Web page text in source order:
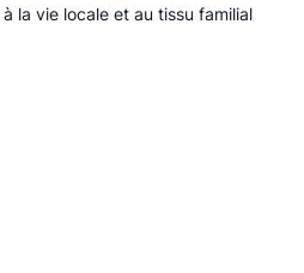
la vie locale et au tissu familial